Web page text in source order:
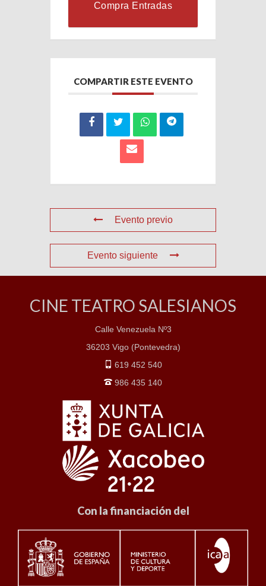
Compra Entradas
COMPARTIR ESTE EVENTO
Evento previo
Evento siguiente
CINE TEATRO SALESIANOS
Calle Venezuela Nº3
36203 Vigo (Pontevedra)
619 452 540
986 435 140
Con la financiación del